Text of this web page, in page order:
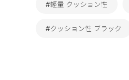
#軽量 クッション性
#クッション性 ブラック